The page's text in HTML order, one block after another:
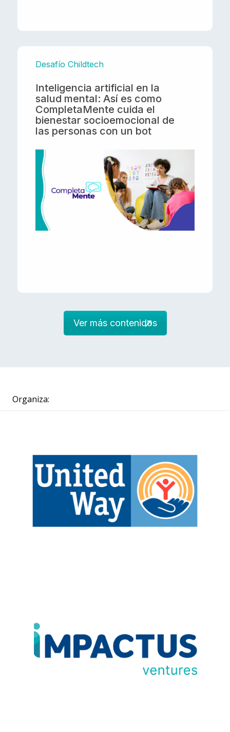
Desafío Childtech
Inteligencia artificial en la
salud mental: Así es como
CompletaMente cuida el
bienestar socioemocional de
las personas con un bot
Ver más contenidos
Organiza: